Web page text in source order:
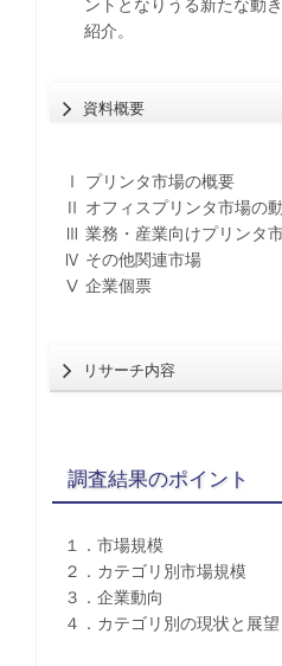
ントとなりうる新たな動
紹介。
資料概要
Ⅰ プリンタ市場の概要
Ⅱ オフィスプリンタ市場の
Ⅲ 業務・産業向けプリンタ
Ⅳ その他関連市場
Ⅴ 企業個票
リサーチ内容
調査結果のポイント
１．市場規模
２．カテゴリ別市場規模
３．企業動向
４．カテゴリ別の現状と展望